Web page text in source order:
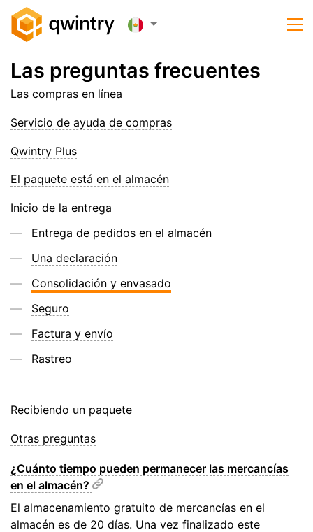
Las preguntas frecuentes
Las compras en línea
Servicio de ayuda de compras
Qwintry Plus
El paquete está en el almacén
Inicio de la entrega
Entrega de pedidos en el almacén
Una declaración
Consolidación y envasado
Seguro
Factura y envío
Rastreo
Recibiendo un paquete
Otras preguntas
¿Cuánto tiempo pueden permanecer las mercancías
en el almacén?
El almacenamiento gratuito de mercancías en el
almacén es de 20 días. Una vez finalizado este